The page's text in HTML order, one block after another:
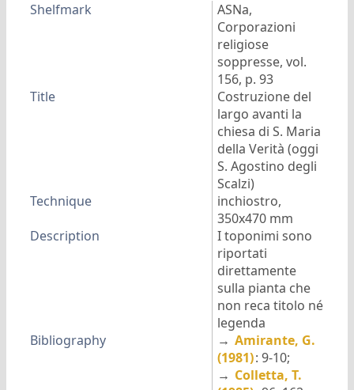
Shelfmark
ASNa,
Corporazioni
religiose
soppresse, vol.
156, p. 93
Title
Costruzione del
largo avanti la
chiesa di S. Maria
della Verità (oggi
S. Agostino degli
Scalzi)
Technique
inchiostro,
350x470 mm
Description
I toponimi sono
riportati
direttamente
sulla pianta che
non reca titolo né
legenda
Bibliography
→ Amirante, G.
(1981): 9-10;
→ Colletta, T.